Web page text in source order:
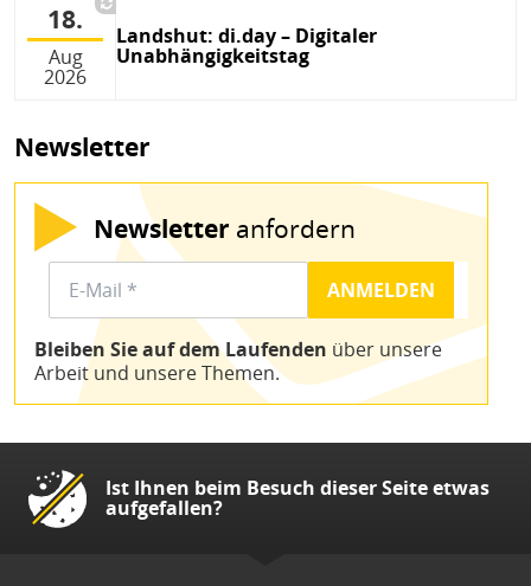
18.
Aug
2026
Landshut: di.day – Digitaler
Unabhängigkeitstag
Newsletter
Newsletter anfordern
Bleiben Sie auf dem Laufenden über unsere
Arbeit und unsere Themen.
Ist Ihnen beim Besuch dieser Seite etwas
aufgefallen?